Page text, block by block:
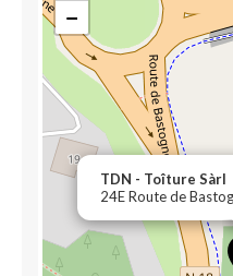
TDN - Toîture Sàrl
24E Route de
−